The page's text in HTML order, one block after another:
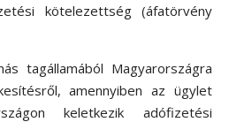
kötelezettség (áfatörvény
tagállamából Magyarországra
amennyiben az ügylet
keletkezik adófizetési